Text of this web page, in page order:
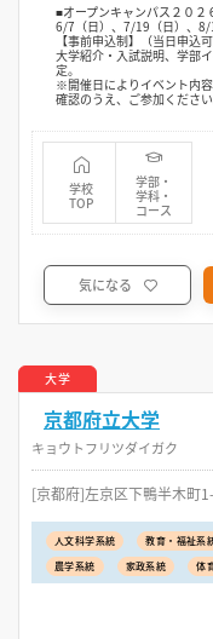
■オープンキャンパス２０２
6/7（日）、7/19（日）、8/
【事前申込制】（当日申込可
大学紹介・入試説明、学部
定。
※開催日によりイベント内
確認のうえ、ご参加ください
学校
TOP
学部・
学科・
コース
気になる
大学
京都府立大学
キョウトフリツダイガク
[京都府]左京区下鴨半木町
人文科学系統 教育・福祉系
農学系統
家政系統 体